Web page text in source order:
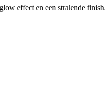
effect en een stralende